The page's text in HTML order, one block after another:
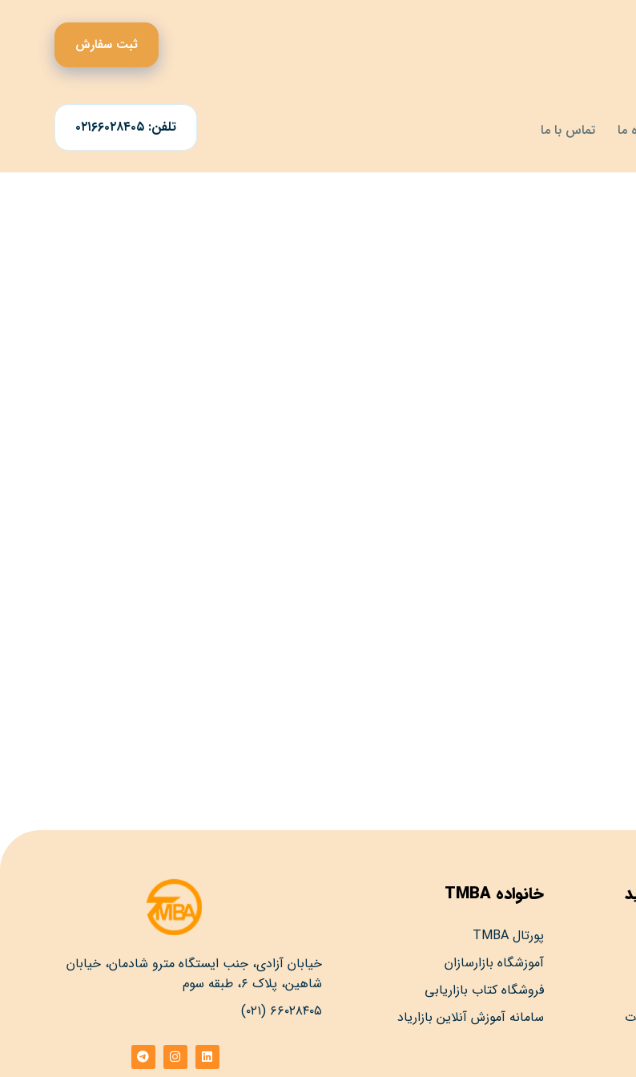
ما تماس با ما
ثبت سفارش
تلفن: ۰۲۱۶۶۰۲۸۴۰۵
خانواده TMBA
پورتال TMBA
آموزشگاه بازارسازان
فروشگاه کتاب بازاریابی
سامانه آموزش آنلاین بازاریاد
خیابان آزادی، جنب ایستگاه مترو شادمان، خیابان
شاهین، پلاک ۶، طبقه سوم
۶۶۰۲۸۴۰۵ (۰۲۱)